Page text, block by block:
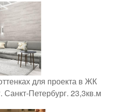
для проекта в ЖК
Петербург. 23,3кв.м